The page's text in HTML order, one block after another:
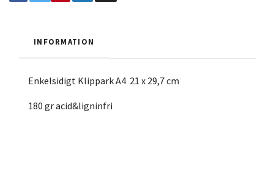
INFORMATION
Enkelsidigt Klippark A4 21 x 29,7 cm
180 gr acid&ligninfri